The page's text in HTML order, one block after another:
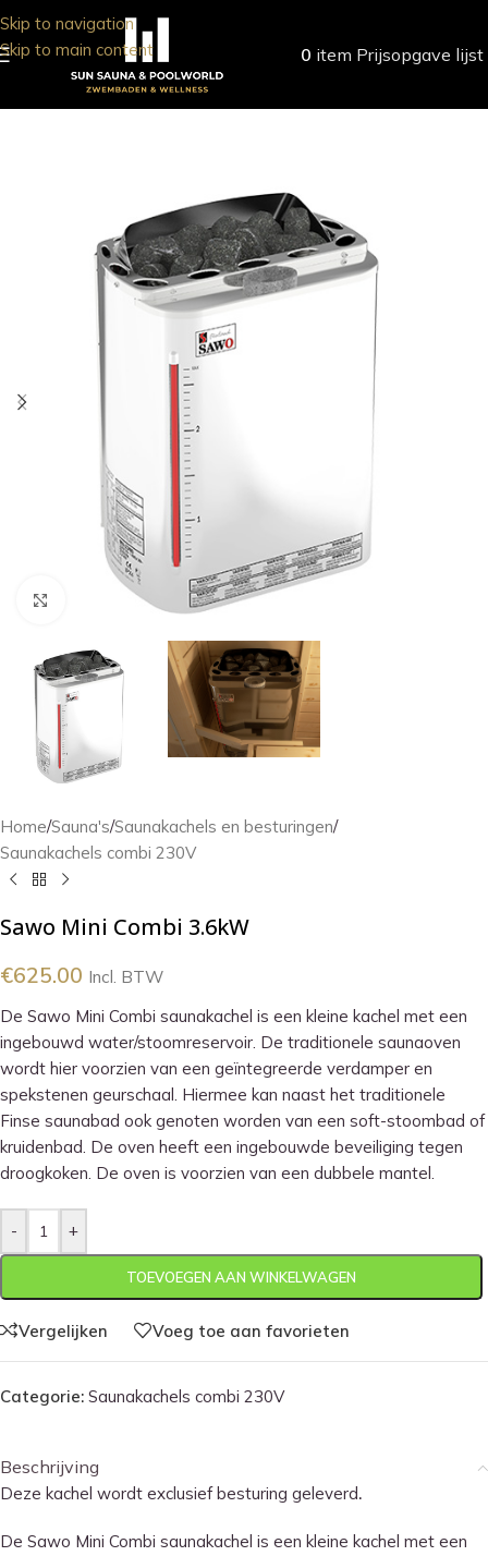
Skip to navigation
Skip to main content
0 item Prijsopgave lijst
Klik om te vergroten
Home/Sauna's/Saunakachels en besturingen/
Saunakachels combi 230V
Sawo Mini Combi 3.6kW
€625.00 Incl. BTW
De Sawo Mini Combi saunakachel is een kleine kachel met een
ingebouwd water/stoomreservoir. De traditionele saunaoven
wordt hier voorzien van een geïntegreerde verdamper en
spekstenen geurschaal. Hiermee kan naast het traditionele
Finse saunabad ook genoten worden van een soft-stoombad of
kruidenbad. De oven heeft een ingebouwde beveiliging tegen
droogkoken. De oven is voorzien van een dubbele mantel.
- +
TOEVOEGEN AAN WINKELWAGEN
Vergelijken Voeg toe aan favorieten
Categorie: Saunakachels combi 230V
Beschrijving
Deze kachel wordt exclusief besturing geleverd.
De Sawo Mini Combi saunakachel is een kleine kachel met een